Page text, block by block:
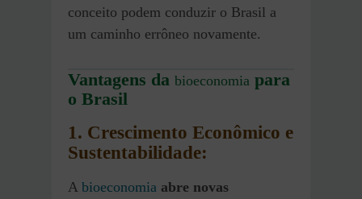
conceito podem conduzir o Brasil a
um caminho errôneo novamente.
Vantagens da bioeconomia para
o Brasil
1. Crescimento Econômico e
Sustentabilidade:
A bioeconomia abre novas